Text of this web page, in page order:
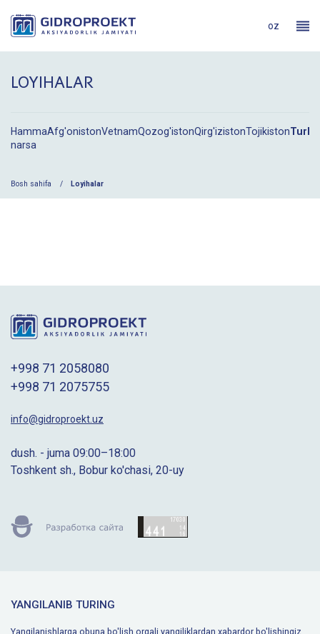
oz
LOYIHALAR
Hamma
narsa
Afg'onistonVetnamQozog'istonQirg'izistonTojikiston
Bosh sahifa Loyihalar
+998 71 2058080
+998 71 2075755
info@gidroproekt.uz
dush. - juma 09:00–18:00
Toshkent sh., Bobur ko'chasi, 20-uy
YANGILANIB TURING
Yangilanishlarga obuna bo'lish orqali yangiliklardan xabardor bo'lishingiz